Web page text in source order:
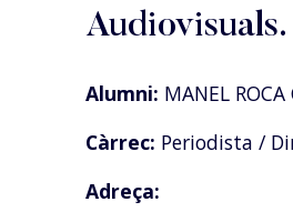
Audiovisuals.
Alumni: MANEL ROCA
Càrrec: Periodista /
Adreça: